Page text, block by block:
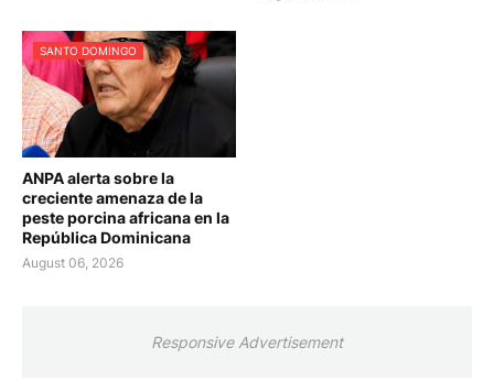
SANTO DOMINGO
ANPA alerta sobre la
creciente amenaza de la
peste porcina africana en la
República Dominicana
August 06, 2026
Responsive Advertisement